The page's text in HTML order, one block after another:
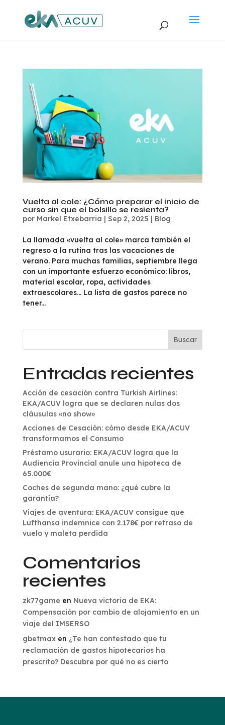
Vuelta al cole: ¿Cómo preparar el inicio de
curso sin que el bolsillo se resienta?
por Markel Etxebarria | Sep 2, 2025 | Blog
La llamada «vuelta al cole» marca también el
regreso a la rutina tras las vacaciones de
verano. Para muchas familias, septiembre llega
con un importante esfuerzo económico: libros,
material escolar, ropa, actividades
extraescolares… La lista de gastos parece no
tener...
Buscar
Entradas recientes
Acción de cesación contra Turkish Airlines:
EKA/ACUV logra que se declaren nulas dos
cláusulas «no show»
Acciones de Cesación: cómo desde EKA/ACUV
transformamos el Consumo
Préstamo usurario: EKA/ACUV logra que la
Audiencia Provincial anule una hipoteca de
65.000€
Coches de segunda mano: ¿qué cubre la
garantía?
Viajes de aventura: EKA/ACUV consigue que
Lufthansa indemnice con 2.178€ por retraso de
vuelo y maleta perdida
Comentarios
recientes
zk77game en Nueva victoria de EKA:
Compensación por cambio de alojamiento en un
viaje del IMSERSO
gbetmaxen ¿Te han contestado que tu
reclamación de gastos hipotecarios ha
prescrito? Descubre por qué no es cierto